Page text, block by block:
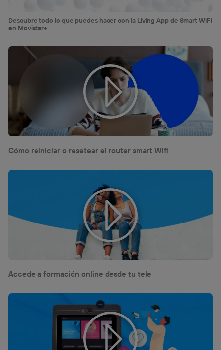
Descubre todo lo que puedes hacer con la Living App de Smart WiFi
en Movistar+
Cómo reiniciar o resetear el router smart Wifi
Accede a formación online desde tu tele